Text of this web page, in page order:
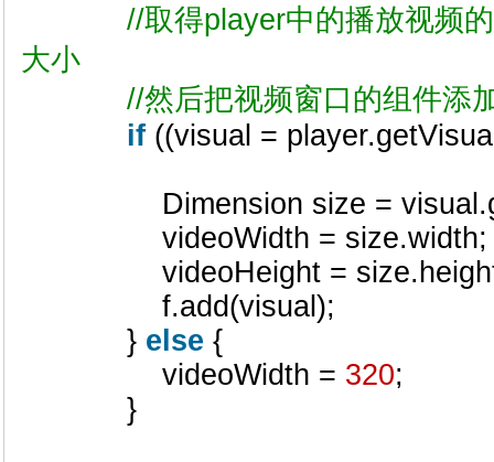
//取得player中的播放视频
大小
//然后把视频窗口的组件添
if ((visual =
Dimension size =
videoWidth =
videoHeight =
f.add(visual);
} else {
videoWidth = 320;
}